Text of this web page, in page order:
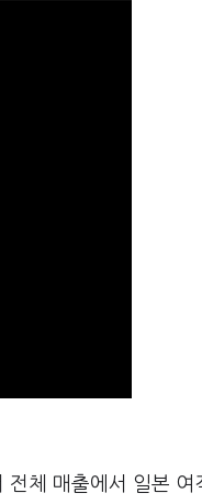
전체 매출에서 일본 여